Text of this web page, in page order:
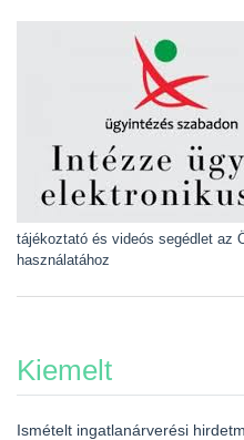
tájékoztató és videós segédlet az
használatához
Kiemelt
Ismételt ingatlanárverési